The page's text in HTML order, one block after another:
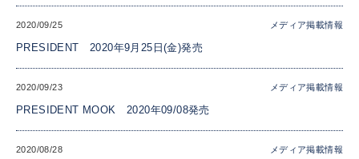
2020/09/25 メディア掲載情報
PRESIDENT 2020年9月25日(金)発売
2020/09/23 メディア掲載情報
PRESIDENT MOOK 2020年09/08発売
2020/08/28 メディア掲載情報